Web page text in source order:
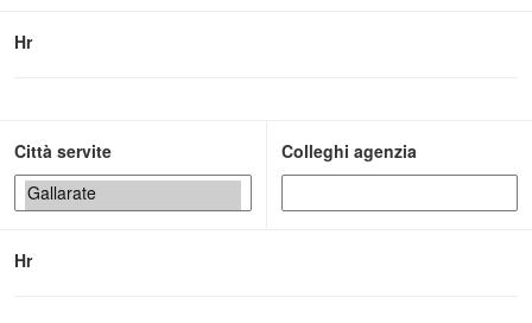
Hr
Città servite Colleghi agenzia
Hr